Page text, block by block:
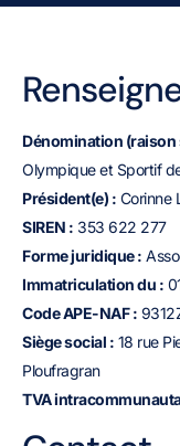
Dénomination (raison
Olympique et Sportif
Président(e) : Corinne
SIREN : 353 622 277
Forme juridique :
Immatriculation du :
Code APE-NAF :
Siège social : 18 rue
Ploufragran
TVA